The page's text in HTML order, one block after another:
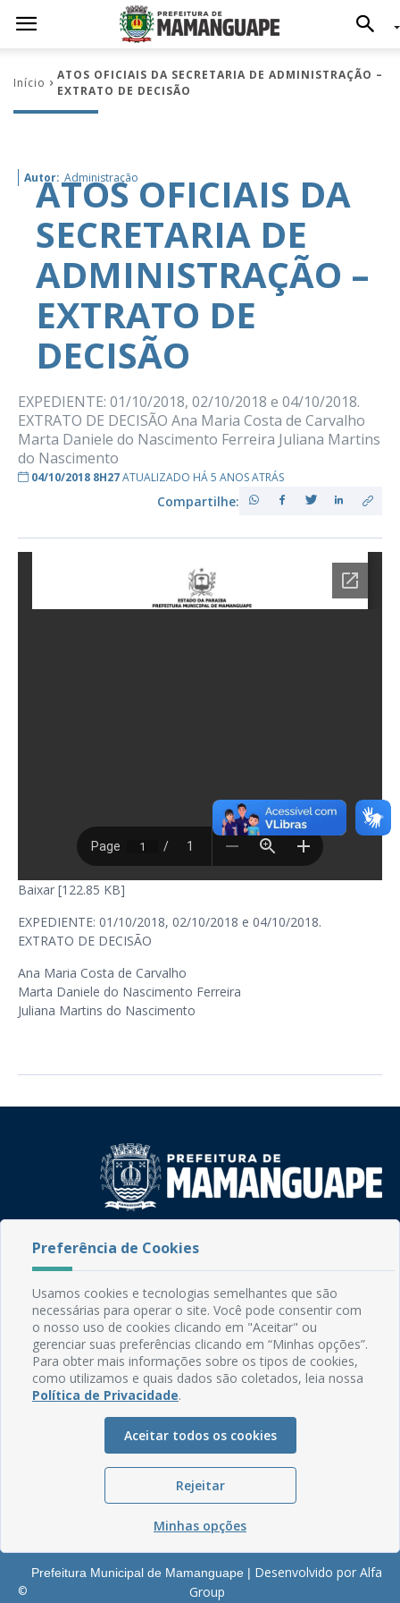
Início
ATOS OFICIAIS DA SECRETARIA DE ADMINISTRAÇÃO –
EXTRATO DE DECISÃO
Autor: Administração
ATOS OFICIAIS DA
SECRETARIA DE
ADMINISTRAÇÃO –
EXTRATO DE
DECISÃO
EXPEDIENTE: 01/10/2018, 02/10/2018 e 04/10/2018.
EXTRATO DE DECISÃO Ana Maria Costa de Carvalho
Marta Daniele do Nascimento Ferreira Juliana Martins
do Nascimento
04/10/2018 8H27ATUALIZADO HÁ 5 ANOS ATRÁS
Compartilhe:
Baixar [122.85 KB]
EXPEDIENTE: 01/10/2018, 02/10/2018 e 04/10/2018.
EXTRATO DE DECISÃO
Ana Maria Costa de Carvalho
Marta Daniele do Nascimento Ferreira
Juliana Martins do Nascimento
CEP: 58.280-000 - Mamanguape/PB
Email: comunicacao@mamanguape.pb.gov.br
Expediente: Segunda à Sexta, das 08h às 13h
Mapa do Site
Perguntas frequentes
Glossário
Serviços Internos
©
Prefeitura Municipal de Mamanguape | Desenvolvido por Alfa
Group
Preferência de Cookies
Usamos cookies e tecnologias semelhantes que são
necessárias para operar o site. Você pode consentir com
o nosso uso de cookies clicando em "Aceitar" ou
gerenciar suas preferências clicando em “Minhas opções”.
Para obter mais informações sobre os tipos de cookies,
como utilizamos e quais dados são coletados, leia nossa
Política de Privacidade.
Aceitar todos os cookies
Rejeitar
Minhas opções